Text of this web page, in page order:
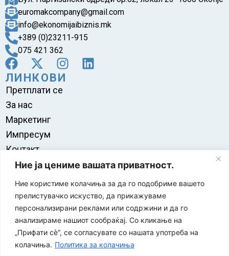
Ние ја цениме вашата приватност.
Ние користиме колачиња за да го подобриме вашето
прелистувачко искуство, да прикажуваме
персонализирани реклами или содржини и да го
анализираме нашиот сообраќај. Со кликање на
„Прифати сè“, се согласувате со нашата употреба на
колачиња. Политика за колачиња
euromakcompany@gmail.com
info@ekonomijaibiznis.mk
+389 (0)23211-915
075 421 362
ЛИНКОВИ
Претплати се
За нас
Маркетинг
Импресум
Контакт
Правила на користење